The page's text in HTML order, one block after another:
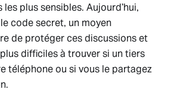
plus sensibles. Aujourd’hui,
code secret, un moyen
de protéger ces discussions et
difficiles à trouver si un tiers
téléphone ou si vous le partagez